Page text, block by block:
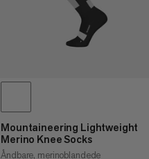
Mountaineering Lightweight
Merino Knee Socks
Åndbare, merinoblandede